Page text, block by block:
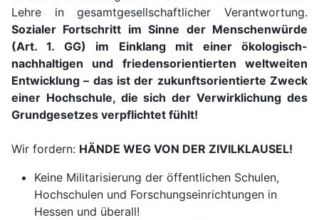
Lehre in gesamtgesellschaftlicher Verantwortung.
Sozialer Fortschritt im Sinne der Menschenwürde
(Art. 1. GG) im Einklang mit einer ökologisch-
nachhaltigen und friedensorientierten weltweiten
Entwicklung – das ist der zukunftsorientierte Zweck
einer Hochschule, die sich der Verwirklichung des
Grundgesetzes verpflichtet fühlt!
Wir fordern: HÄNDE WEG VON DER ZIVILKLAUSEL!
Keine Militarisierung der öffentlichen Schulen,
Hochschulen und Forschungseinrichtungen in
Hessen und überall!